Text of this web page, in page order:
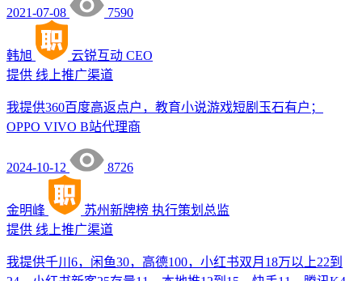
2021-07-08 7590
韩旭 云锐互动 CEO
提供 线上推广渠道
我提供360百度高返点户，教育小说游戏短剧玉石有户；
OPPO VIVO B站代理商
2024-10-12 8726
金明峰 苏州新牌榜 执行策划总监
提供 线上推广渠道
我提供千川6，闲鱼30，高德100，小红书双月18万以上22到